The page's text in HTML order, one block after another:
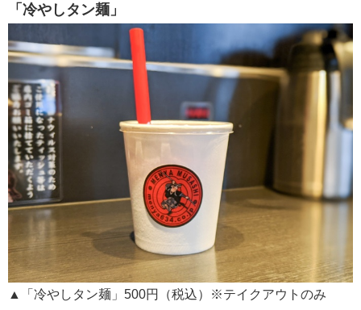
「冷やしタン麺」
▲「冷やしタン麺」500円（税込）※テイクアウトのみ